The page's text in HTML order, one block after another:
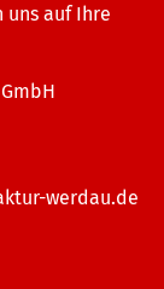
uns auf Ihre
werdau.de